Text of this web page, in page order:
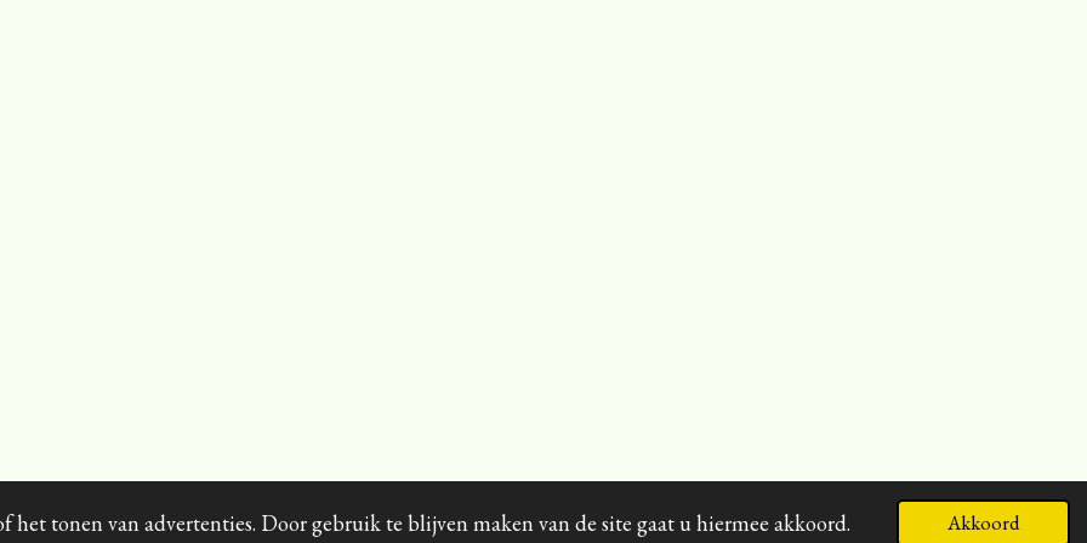
het tonen van advertenties. Door gebruik te blijven maken van de site gaat u hiermee akkoord. Akkoord